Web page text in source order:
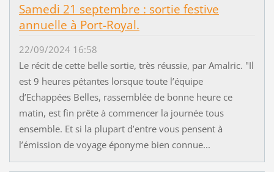
Samedi 21 septembre : sortie festive
annuelle à Port-Royal.
22/09/2024 16:58
Le récit de cette belle sortie, très réussie, par Amalric. "Il
est 9 heures pétantes lorsque toute l’équipe
d’Echappées Belles, rassemblée de bonne heure ce
matin, est fin prête à commencer la journée tous
ensemble. Et si la plupart d’entre vous pensent à
l’émission de voyage éponyme bien connue...